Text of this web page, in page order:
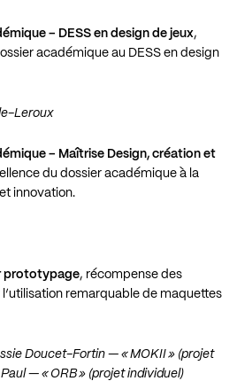
– DESS en design de jeux,
académique au DESS en design
Leroux
– Maîtrise Design, création et
du dossier académique à la
innovation.
prototypage, récompense des
remarquable de maquettes
Doucet-Fortin — « MOKII » (projet
— « ORB » (projet individuel)